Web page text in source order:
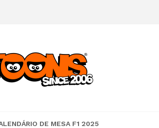
DE MESA F1 2025